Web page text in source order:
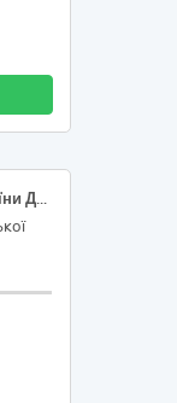
Код національного класифікатора України ДК 021:2015 «Єдиний закупівельний словник» 15550000-8 - Молочні продукти різні (Сметана, кефір, йогурт)